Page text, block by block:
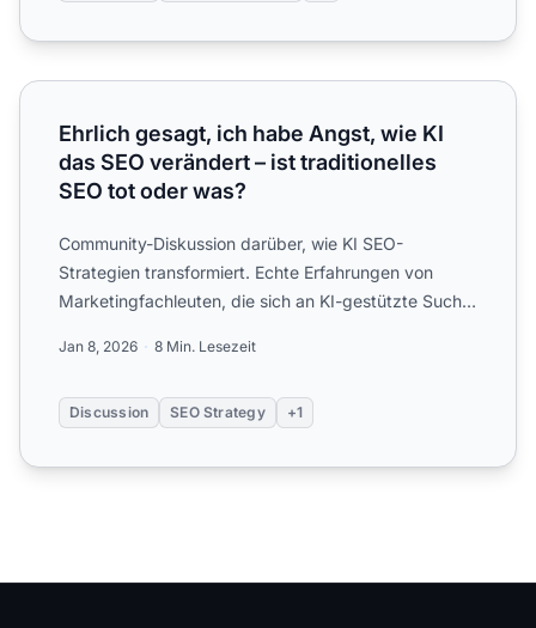
Ehrlich gesagt, ich habe Angst, wie KI das SEO verändert
Ehrlich gesagt, ich habe Angst, wie KI
das SEO verändert – ist traditionelles
SEO tot oder was?
Community-Diskussion darüber, wie KI SEO-
Strategien transformiert. Echte Erfahrungen von
Marketingfachleuten, die sich an KI-gestützte Suche,
Jan 8, 2026 8 Min. Lesezeit
Discussion SEO Strategy +1